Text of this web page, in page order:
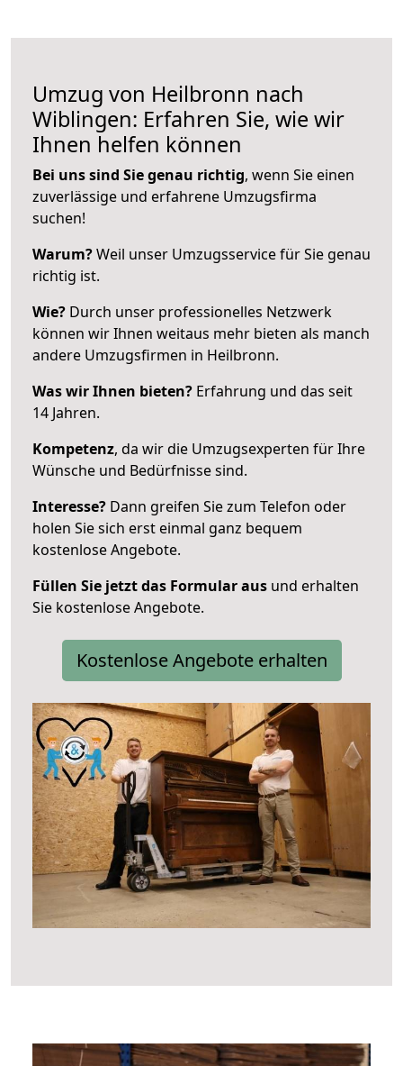
Umzug von Heilbronn nach
Wiblingen: Erfahren Sie, wie wir
Ihnen helfen können
Bei uns sind Sie genau richtig, wenn Sie einen
zuverlässige und erfahrene Umzugsfirma
suchen!
Warum?Weil unser Umzugsservice für Sie genau
richtig ist.
Wie? Durch unser professionelles Netzwerk
können wir Ihnen weitaus mehr bieten als manch
andere Umzugsfirmen in Heilbronn.
Was wir Ihnen bieten? Erfahrung und das seit
14 Jahren.
Kompetenz, da wir die Umzugsexperten für Ihre
Wünsche und Bedürfnisse sind.
Interesse? Dann greifen Sie zum Telefon oder
holen Sie sich erst einmal ganz bequem
kostenlose Angebote.
Füllen Sie jetzt das Formular aus und erhalten
Sie kostenlose Angebote.
Kostenlose Angebote erhalten